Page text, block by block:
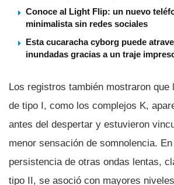
Conoce al Light Flip: un nuevo
minimalista sin redes sociales
Esta cucaracha cyborg puede
inundadas gracias a un traje
Los registros también mostraron que
de tipo I, como los complejos K,
antes del despertar y estuvieron
menor sensación de somnolencia.
persistencia de otras ondas lentas,
tipo II, se asoció con mayores